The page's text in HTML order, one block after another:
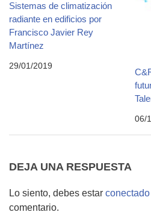
Sistemas de climatización
radiante en edificios por
Francisco Javier Rey
Martínez
29/01/2019
06/
DEJA UNA RESPUESTA
Lo siento, debes estar conectado
comentario.